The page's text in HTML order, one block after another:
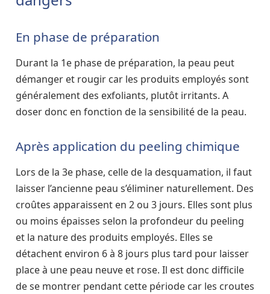
En phase de préparation
Durant la 1e phase de préparation, la peau peut
démanger et rougir car les produits employés sont
généralement des exfoliants, plutôt irritants. A
doser donc en fonction de la sensibilité de la peau.
Après application du peeling chimique
Lors de la 3e phase, celle de la desquamation, il faut
laisser l’ancienne peau s’éliminer naturellement. Des
croûtes apparaissent en 2 ou 3 jours. Elles sont plus
ou moins épaisses selon la profondeur du peeling
et la nature des produits employés. Elles se
détachent environ 6 à 8 jours plus tard pour laisser
place à une peau neuve et rose. Il est donc difficile
de se montrer pendant cette période car les croutes